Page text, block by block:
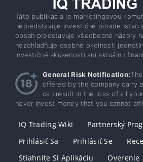
Táto publikácia je marketingovou
nepredstavuje investičné poradenstvo
obsah predstavuje všeobecné názory
nezohľadňuje osobné okolnosti
investičné skúsenosti ani aktuálnu
General Risk Notification:
offered by the company carry
can result in the loss of all
never invest money that you cannot
IQ Trading Wiki
Partnerský
Prihlásiť Sa
Prihlásiť Se
Stiahnite Si Aplikáciu
Overenie